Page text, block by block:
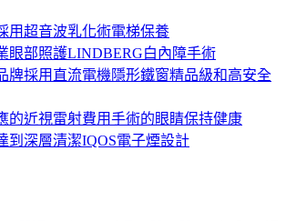
用超音波乳化術電梯保養
眼部照護LINDBERG白內障手術
牌採用直流電機隱形鐵窗精品級和高安全
的近視雷射費用手術的眼睛保持健康
到深層清潔IQOS電子煙設計